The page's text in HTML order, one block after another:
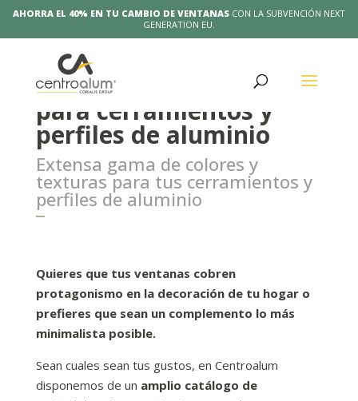
AHORRA EL 40% EN TU CAMBIO DE VENTANAS CON LA SUBVENCIÓN NEXT
GENERATION EU.
Catálogo de materiales
para cerramientos y
perfiles de aluminio
Extensa gama de colores y
texturas para tus cerramientos y
perfiles de aluminio
Quieres que tus ventanas cobren
protagonismo en la decoración de tu hogar o
prefieres que sean un complemento lo más
minimalista posible.
Sean cuales sean tus gustos, en Centroalum
disponemos de un amplio catálogo de